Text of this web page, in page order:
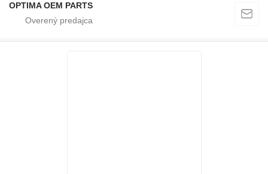
OPTIMA OEM PARTS